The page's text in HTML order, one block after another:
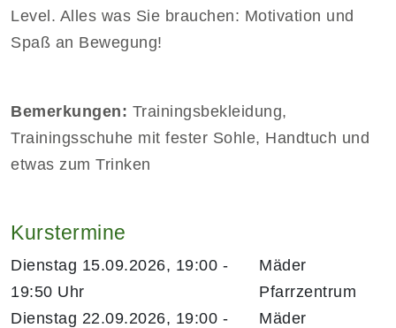
Level. Alles was Sie brauchen: Motivation und
Spaß an Bewegung!
Bemerkungen: Trainingsbekleidung,
Trainingsschuhe mit fester Sohle, Handtuch und
etwas zum Trinken
Kurstermine
Dienstag 15.09.2026, 19:00 -
19:50 Uhr
Mäder
Pfarrzentrum
Dienstag 22.09.2026, 19:00 -
Mäder